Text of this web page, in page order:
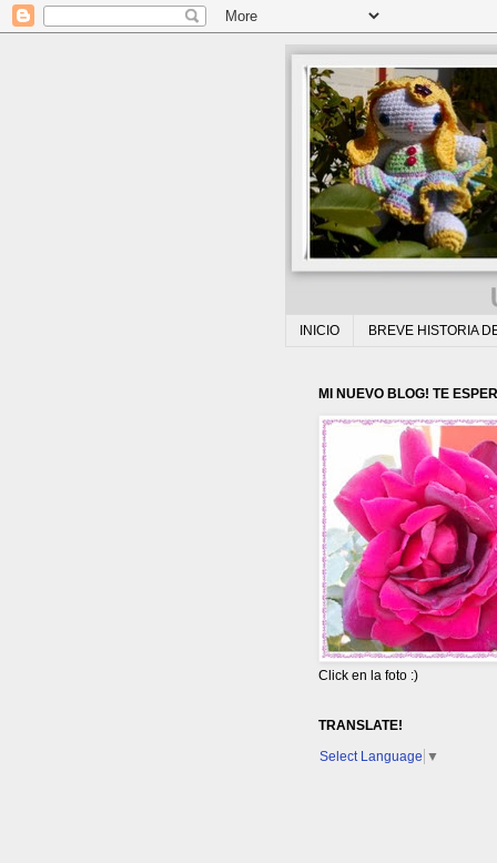
INICIO BREVE HISTORIA
MI NUEVO BLOG! TE
Click en la foto :)
TRANSLATE!
Select Language ▼